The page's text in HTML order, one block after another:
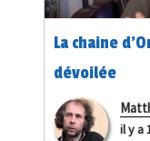
La chaine
dévoilée
il y a